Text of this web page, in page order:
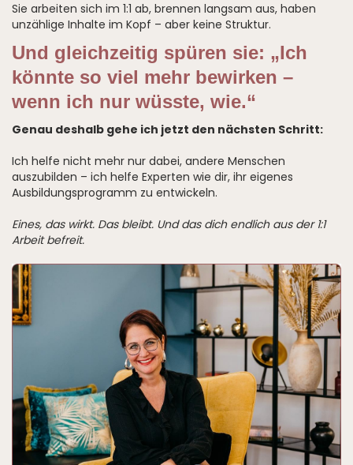
Sie arbeiten sich im 1:1 ab, brennen langsam aus, haben
unzählige Inhalte im Kopf – aber keine Struktur.
Und gleichzeitig spüren sie: „Ich
könnte so viel mehr bewirken –
wenn ich nur wüsste, wie.“
Genau deshalb gehe ich jetzt den nächsten Schritt:
Ich helfe nicht mehr nur dabei, andere Menschen
auszubilden – ich helfe Experten wie dir, ihr eigenes
Ausbildungsprogramm zu entwickeln.
Eines, das wirkt. Das bleibt. Und das dich endlich aus der 1:1
Arbeit befreit.